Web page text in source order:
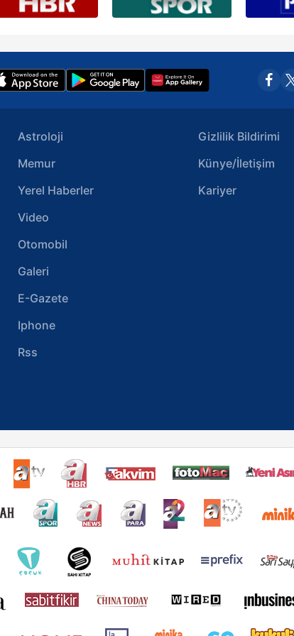
Astroloji
Memur
Yerel Haberler
Video
Otomobil
Galeri
E-Gazete
Iphone
Rss
Gizlilik Bildirimi
Künye/İletişim
Kariyer